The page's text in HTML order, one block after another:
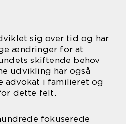
sig over tid og har
ændringer for at
skiftende behov
udvikling har også
advokat i familieret og
dette felt.
fokuserede